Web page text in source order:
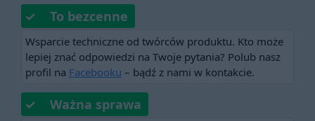
✓ To bezcenne
Wsparcie techniczne od twórców produktu. Kto może
lepiej znać odpowiedzi na Twoje pytania? Polub nasz
profil na Facebooku – bądź z nami w kontakcie.
✓ Ważna sprawa